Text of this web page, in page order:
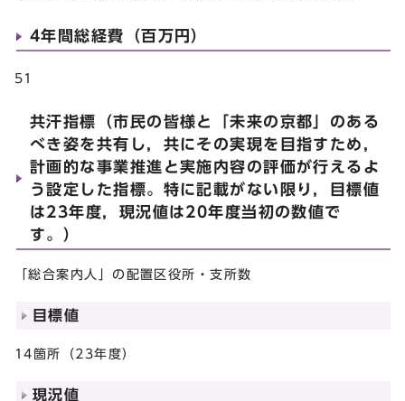
4年間総経費（百万円）
51
共汗指標（市民の皆様と「未来の京都」のある
べき姿を共有し，共にその実現を目指すため，
計画的な事業推進と実施内容の評価が行えるよ
う設定した指標。特に記載がない限り，目標値
は23年度，現況値は20年度当初の数値で
す。）
「総合案内人」の配置区役所・支所数
目標値
14箇所（23年度）
現況値